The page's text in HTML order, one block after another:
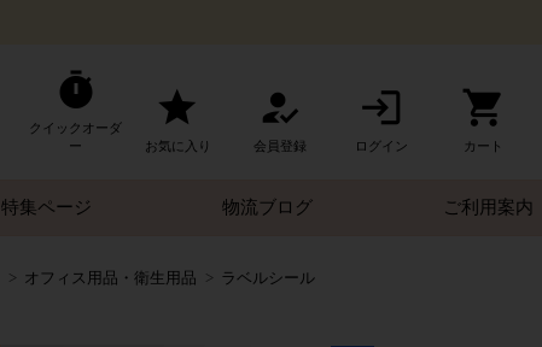
クイックオーダ
ー
お気に入り 会員登録 ログイン カート
特集ページ 物流ブログ ご利用案内
オフィス用品・衛生用品 ラベルシール